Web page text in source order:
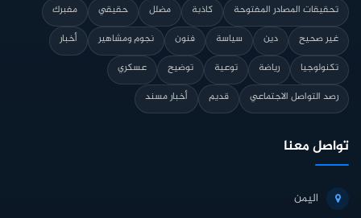
تحقيقات المصادر المفتوحة كاذبة مضلل حقيقي
مفبرك
غير صحيح
دين سياسة فنون نجوم ومشاهير
أخبار
تكنولوجيا
رياضة توعية توضيح
عسكري
رصد التواصل الاجتماعي
قديم أخبار مسند
تواصل معنا
اليمن